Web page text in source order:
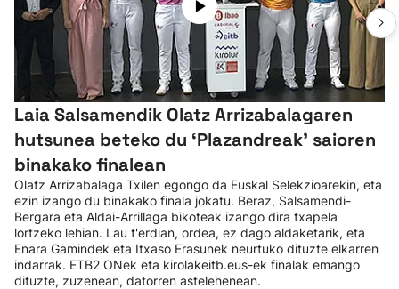
Laia Salsamendik Olatz Arrizabalagaren
hutsunea beteko du ‘Plazandreak' saioren
binakako finalean
Olatz Arrizabalaga Txilen egongo da Euskal Selekzioarekin, eta
ezin izango du binakako finala jokatu. Beraz, Salsamendi-
Bergara eta Aldai-Arrillaga bikoteak izango dira txapela
lortzeko lehian. Lau t'erdian, ordea, ez dago aldaketarik, eta
Enara Gamindek eta Itxaso Erasunek neurtuko dituzte elkarren
indarrak. ETB2 ONek eta kirolakeitb.eus-ek finalak emango
dituzte, zuzenean, datorren astelehenean.